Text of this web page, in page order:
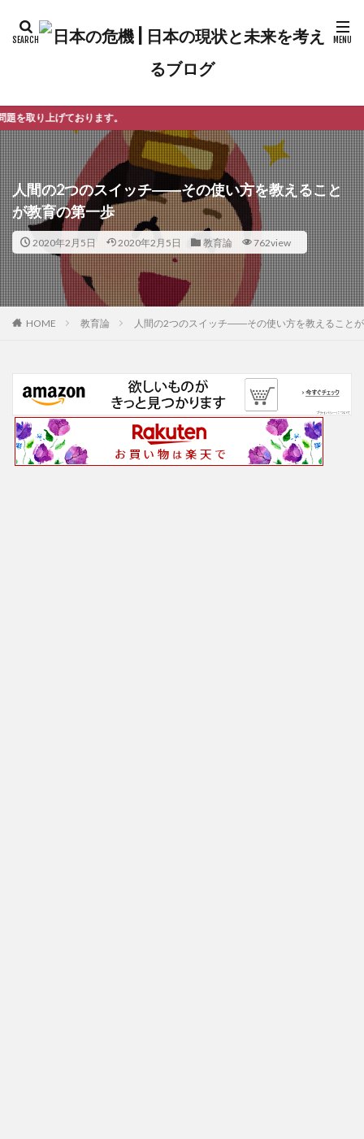
人間の2つのスイッチ――その使い方を教えること
が教育の第一歩
2020年2月5日 2020年2月5日 教育論 762view
HOME 教育論 人間の2つのスイッチ――その使い方を教えること